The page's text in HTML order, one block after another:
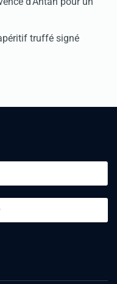
truffé signé